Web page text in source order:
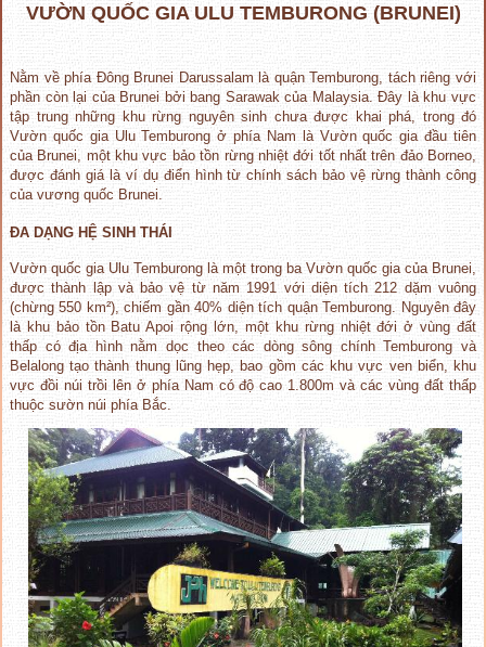
VƯỜN QUỐC GIA ULU TEMBURONG (BRUNEI)
Nằm về phía Đông Brunei Darussalam là quận Temburong, tách riêng với
phần còn lại của Brunei bởi bang Sarawak của Malaysia. Đây là khu vực
tập trung những khu rừng nguyên sinh chưa được khai phá, trong đó
Vườn quốc gia Ulu Temburong ở phía Nam là Vườn quốc gia đầu tiên
của Brunei, một khu vực bảo tồn rừng nhiệt đới tốt nhất trên đảo Borneo,
được đánh giá là ví dụ điển hình từ chính sách bảo vệ rừng thành công
của vương quốc Brunei.
ĐA DẠNG HỆ SINH THÁI
Vườn quốc gia Ulu Temburong là một trong ba Vườn quốc gia của Brunei,
được thành lập và bảo vệ từ năm 1991 với diện tích 212 dặm vuông
(chừng 550 km²), chiếm gần 40% diện tích quận Temburong. Nguyên đây
là khu bảo tồn Batu Apoi rộng lớn, một khu rừng nhiệt đới ở vùng đất
thấp có địa hình nằm dọc theo các dòng sông chính Temburong và
Belalong tạo thành thung lũng hẹp, bao gồm các khu vực ven biển, khu
vực đồi núi trồi lên ở phía Nam có độ cao 1.800m và các vùng đất thấp
thuộc sườn núi phía Bắc.